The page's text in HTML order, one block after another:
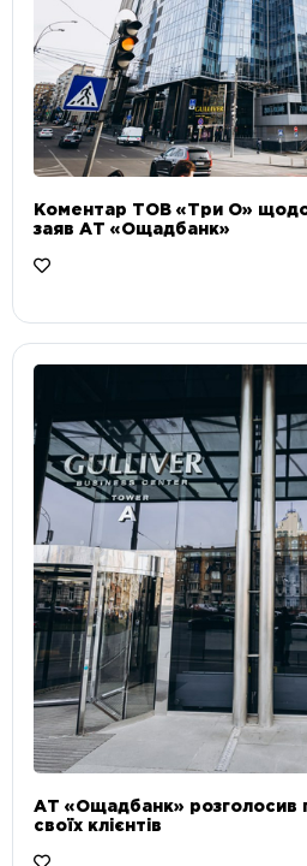
Коментар ТОВ «Три О» щодо
заяв АТ «Ощадбанк»
АТ «Ощадбанк» розголосив
своїх клієнтів